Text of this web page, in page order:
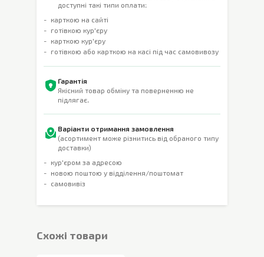
доступні такі типи оплати:
карткою на сайті
готівкою кур'єру
карткою кур'єру
готівкою або карткою на касі під час самовивозу
Гарантія
Якісний товар обміну та поверненню не
підлягає.
Варіанти отримання замовлення
(асортимент може різнитись від обраного типу
доставки)
кур'єром за адресою
новою поштою у відділення/поштомат
самовивіз
Cхожі товари